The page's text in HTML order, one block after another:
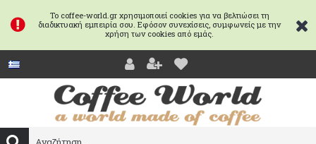
Το coffee-world.gr χρησιμοποιεί cookies για να βελτιώσει τη
διαδικτυακή εμπειρία σου. Εφόσον συνεχίσεις, συμφωνείς με την
χρήση των cookies από εμάς.